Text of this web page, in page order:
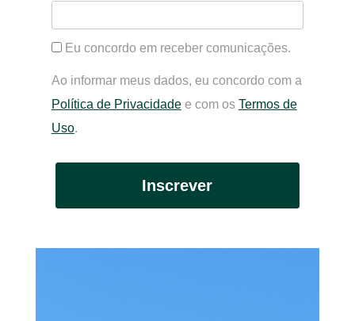
Eu concordo em receber comunicações.
Ao informar meus dados, eu concordo com a
Política de Privacidadee com os Termos de
Uso.
Inscrever